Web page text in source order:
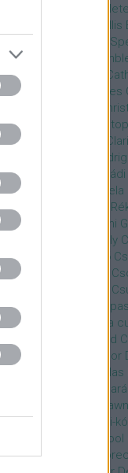
Brian élete
Bruce Willis
Bud
bukott birodalom
Diaz
CD Projekt Red Charles
Eccleston
Crespo
Csákányi László
Zoltán
Császár Angela
Cseke Péter Csellár
Ágnes
Cserhalmi
Csiby Gergely
Háborúja
Csodanő
Mari
Csűrös Karola
Czető Roland
Judit
Czvetkó Sándor
Dallas
Future Past
Da Vinci-
Deadpool
Dead To Me